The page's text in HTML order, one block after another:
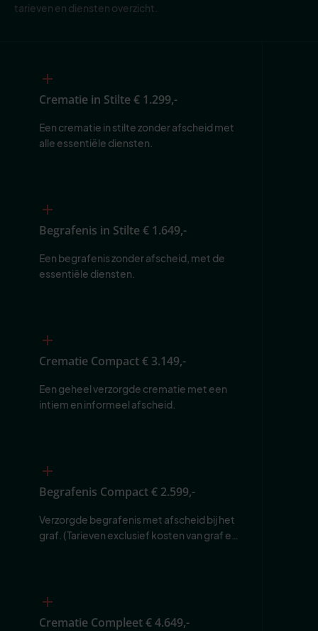
tarieven en diensten overzicht.
Crematie in Stilte€ 1.299,-
Een crematie in stilte zonder afscheid met
alle essentiële diensten.
Begrafenis in Stilte€ 1.649,-
Een begrafenis zonder afscheid, met de
essentiële diensten.
Crematie Compact€ 3.149,-
Een geheel verzorgde crematie met een
intiem en informeel afscheid.
Begrafenis Compact€ 2.599,-
Verzorgde begrafenis met afscheid bij het
graf. (Tarieven exclusief kosten van graf en
Crematie Compleet€ 4.649,-